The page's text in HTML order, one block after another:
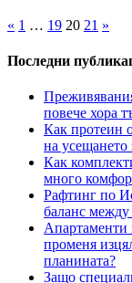
« 1 … 19 20 21 »
Последни
повече хора
Как протеин
на усещането
Как
много
Рафтинг по
баланс между
Апартаменти
променя
планината?
Защо